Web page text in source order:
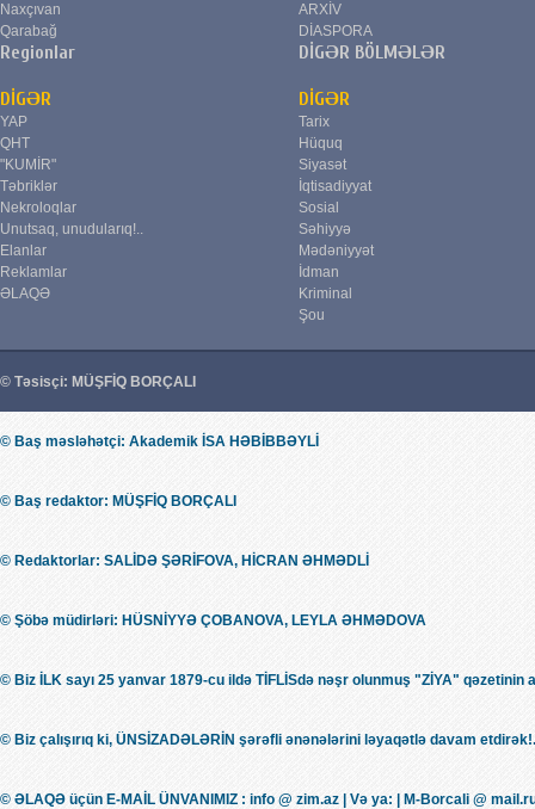
Naxçıvan
Qarabağ
Regionlar
ARXİV
DİASPORA
DİGƏR BÖLMƏLƏR
DİGƏR
YAP
QHT
"KUMİR"
Təbriklər
Nekroloqlar
Unutsaq, unudularıq!..
Elanlar
Reklamlar
ƏLAQƏ
DİGƏR
Tarix
Hüquq
Siyasət
İqtisadiyyat
Sosial
Səhiyyə
Mədəniyyət
İdman
Kriminal
Şou
© Təsisçi: MÜŞFİQ BORÇALI
© Baş məsləhətçi: Akademik İSA HƏBİBBƏYLİ
© Baş redaktor: MÜŞFİQ BORÇALI
© Redaktorlar: SALİDƏ ŞƏRİFOVA, HİCRAN ƏHMƏDLİ
© Şöbə müdirləri: HÜSNİYYƏ ÇOBANOVA, LEYLA ƏHMƏDOVA
© Biz İLK sayı 25 yanvar 1879-cu ildə TİFLİSdə nəşr olunmuş "ZİYA" qəzetinin
© Biz çalışırıq ki, ÜNSİZADƏLƏRİN şərəfli ənənələrini ləyaqətlə davam
© ƏLAQƏ üçün E-MAİL ÜNVANIMIZ : info @ zim.az | Və ya: | M-Borcali @